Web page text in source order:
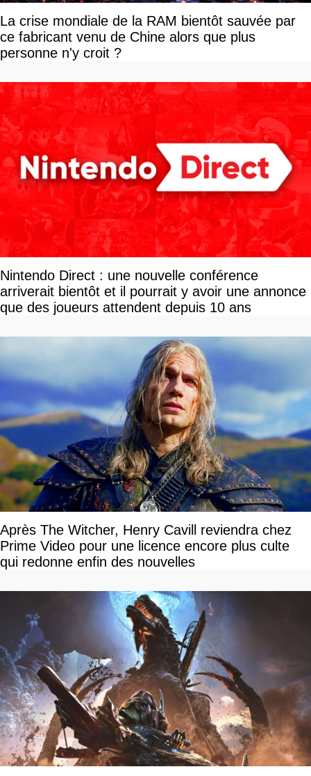
La crise mondiale de la RAM bientôt sauvée par
ce fabricant venu de Chine alors que plus
personne n'y croit ?
Nintendo Direct : une nouvelle conférence
arriverait bientôt et il pourrait y avoir une annonce
que des joueurs attendent depuis 10 ans
Après The Witcher, Henry Cavill reviendra chez
Prime Video pour une licence encore plus culte
qui redonne enfin des nouvelles